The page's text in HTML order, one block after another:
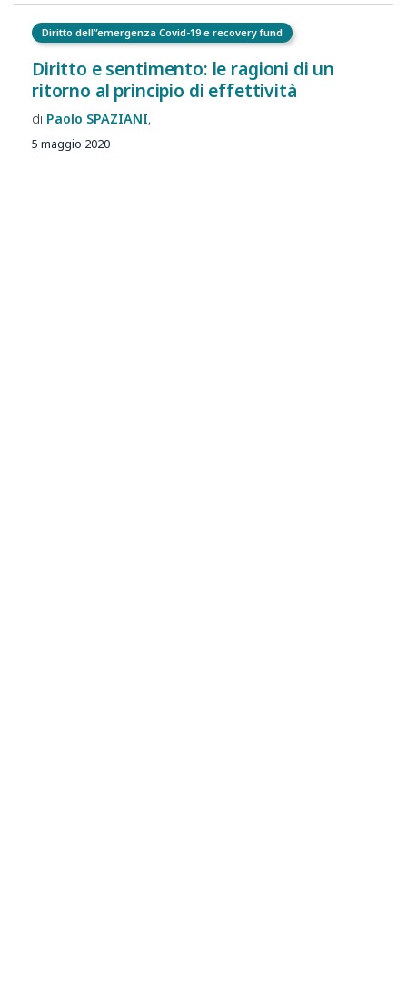
Diritto dell”emergenza Covid-19 e recovery fund
Diritto e sentimento: le ragioni di un
ritorno al principio di effettività
Paolo SPAZIANI
5 maggio 2020